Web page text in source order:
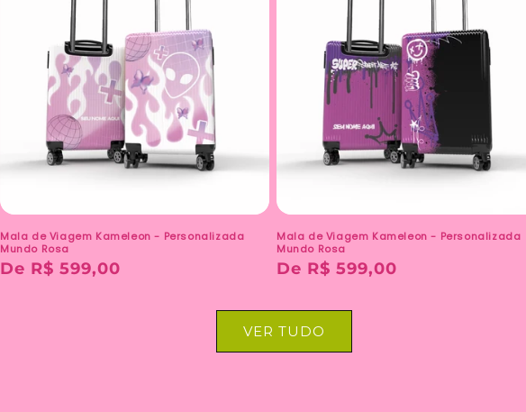
Mala de Viagem Kameleon - Personalizada
Mundo Rosa
Preço
De R$ 599,00
Mala de Viagem Kameleon - Personalizada
Mundo Rosa
Preço
De R$ 599,00
VER TUDO